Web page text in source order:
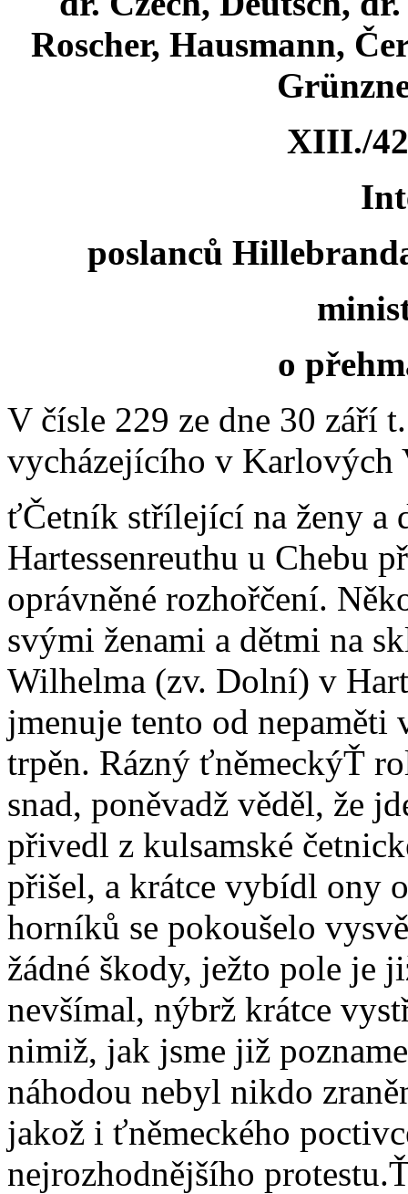
Roscher, Hausmann,
XIII./
poslanců
o
V čísle 229 ze dne 30 září
vycházejícího v Karlových
ťČetník střílející na ženy a
Hartessenreuthu u Chebu
oprávněné rozhořčení.
svými ženami a dětmi na
Wilhelma (zv. Dolní) v
jmenuje tento od
trpěn. Rázný ťněmeckýŤ
snad, poněvadž věděl, že
přivedl z kulsamské
přišel, a krátce vybídl ony
horníků se pokoušelo
žádné škody, ježto pole je
nevšímal, nýbrž krátce
nimiž, jak jsme již
náhodou nebyl nikdo
jakož i ťněmeckého
nejrozhodnějšího